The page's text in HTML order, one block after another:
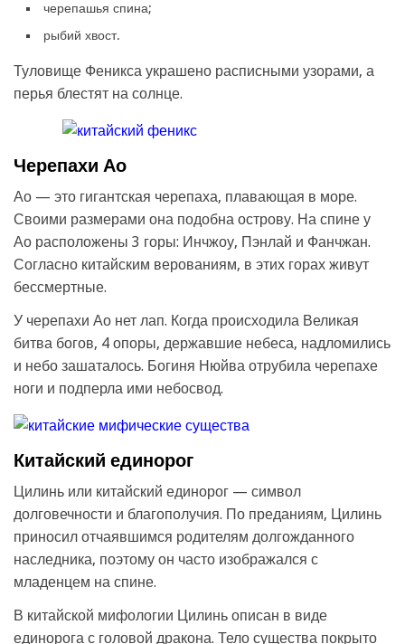
черепашья спина;
рыбий хвост.
Туловище Феникса украшено расписными узорами, а
перья блестят на солнце.
Черепахи Ао
Ао — это гигантская черепаха, плавающая в море.
Своими размерами она подобна острову. На спине у
Ао расположены 3 горы: Инчжоу, Пэнлай и Фанчжан.
Согласно китайским верованиям, в этих горах живут
бессмертные.
У черепахи Ао нет лап. Когда происходила Великая
битва богов, 4 опоры, державшие небеса, надломились
и небо зашаталось. Богиня Нюйва отрубила черепахе
ноги и подперла ими небосвод.
Китайский единорог
Цилинь или китайский единорог — символ
долговечности и благополучия. По преданиям, Цилинь
приносил отчаявшимся родителям долгожданного
наследника, поэтому он часто изображался с
младенцем на спине.
В китайской мифологии Цилинь описан в виде
единорога с головой дракона. Тело существа покрыто